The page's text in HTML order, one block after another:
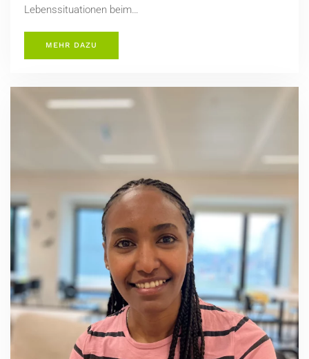
Lebenssituationen beim…
MEHR DAZU